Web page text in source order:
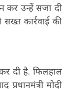
कर उन्हें सजा दी
कार्रवाई की
दी है. फिलहाल
मोदी